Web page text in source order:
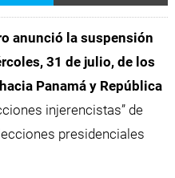
anunció la suspensión
31 de julio, de los
Panamá y República
injerencistas” de
presidenciales